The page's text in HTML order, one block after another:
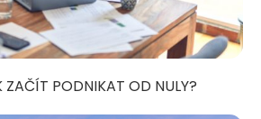
ZAČÍT PODNIKAT OD NULY?